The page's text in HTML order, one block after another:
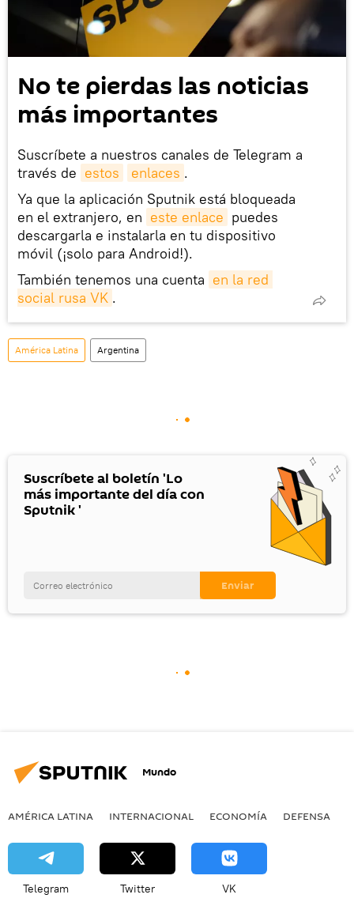
No te pierdas las noticias
más importantes
Suscríbete a nuestros canales de Telegram a
través de estos enlaces .
Ya que la aplicación Sputnik está bloqueada
en el extranjero, en este enlace puedes
descargarla e instalarla en tu dispositivo
móvil (¡solo para Android!).
También tenemos una cuenta en la red
social rusa VK .
América Latina Argentina
Suscríbete al boletín 'Lo
más importante del día con
Sputnik '
Mundo
AMÉRICA LATINA INTERNACIONAL ECONOMÍA DEFENSA
Telegram Twitter VK